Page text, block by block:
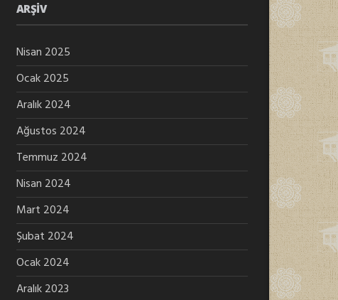
ARŞIV
Nisan 2025
Ocak 2025
Aralık 2024
Ağustos 2024
Temmuz 2024
Nisan 2024
Mart 2024
Şubat 2024
Ocak 2024
Aralık 2023